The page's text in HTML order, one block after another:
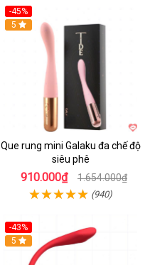
-45%
Hot
5
Que rung mini Galaku đa chế độ
siêu phê
910.000₫ 1.654.000₫
(940)
-43%
Hot
5